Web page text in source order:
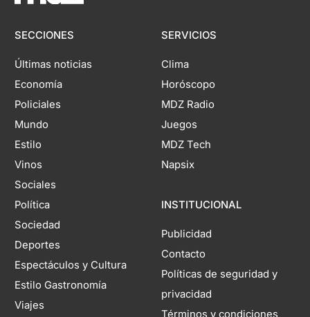
SECCIONES
Últimas noticias
Economía
Policiales
Mundo
Estilo
Vinos
Sociales
Política
Sociedad
Deportes
Espectáculos y Cultura
Estilo Gastronomía
Viajes
SERVICIOS
Clima
Horóscopo
MDZ Radio
Juegos
MDZ Tech
Napsix
INSTITUCIONAL
Publicidad
Contacto
Políticas de seguridad y
privacidad
Términos y condiciones